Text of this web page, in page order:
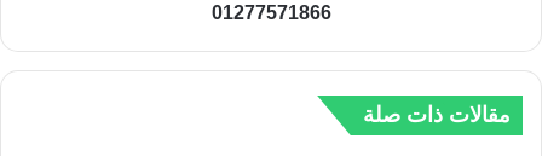
م
اب
01277571866
مقالات ذات صلة